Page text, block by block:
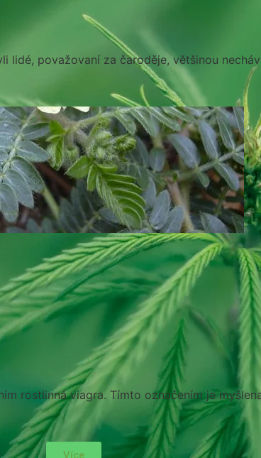
lidé, považovaní za čaroděje, většinou
rostlinná viagra. Tímto označením je
Více